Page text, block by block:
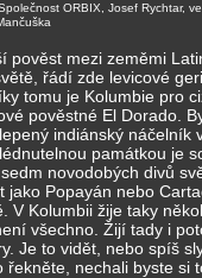
ORBIX, Josef Rychtar,
pověst mezi zeměmi
řádí zde levicové
tomu je Kolumbie pro
pověstné El Dorado.
indiánský náčelník
památkou je
novodobých divů
jako Popayán nebo
V Kolumbii žije taky
všechno. Žijí tady i
Je to vidět, nebo spíš
řekněte, nechali byste si